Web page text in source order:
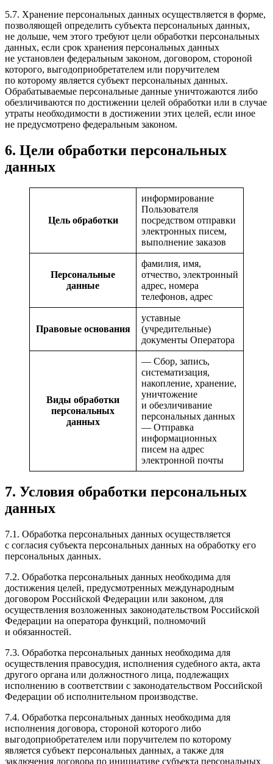
5.7. Хранение персональных данных осуществляется в форме,
позволяющей определить субъекта персональных данных,
не дольше, чем этого требуют цели обработки персональных
данных, если срок хранения персональных данных
не установлен федеральным законом, договором, стороной
которого, выгодоприобретателем или поручителем
по которому является субъект персональных данных.
Обрабатываемые персональные данные уничтожаются либо
обезличиваются по достижении целей обработки или в случае
утраты необходимости в достижении этих целей, если иное
не предусмотрено федеральным законом.
6. Цели обработки персональных
данных
Цель обработки
информирование
Пользователя
посредством отправки
электронных писем,
выполнение заказов
Персональные
данные
фамилия, имя,
отчество, электронный
адрес, номера
телефонов, адрес
Правовые основания
уставные
(учредительные)
документы Оператора
Виды обработки
персональных
данных
— Сбор, запись,
систематизация,
накопление, хранение,
уничтожение
и обезличивание
персональных данных
— Отправка
информационных
писем на адрес
электронной почты
7. Условия обработки персональных
данных
7.1. Обработка персональных данных осуществляется
с согласия субъекта персональных данных на обработку его
персональных данных.
7.2. Обработка персональных данных необходима для
достижения целей, предусмотренных международным
договором Российской Федерации или законом, для
осуществления возложенных законодательством Российской
Федерации на оператора функций, полномочий
и обязанностей.
7.3. Обработка персональных данных необходима для
осуществления правосудия, исполнения судебного акта, акта
другого органа или должностного лица, подлежащих
исполнению в соответствии с законодательством Российской
Федерации об исполнительном производстве.
7.4. Обработка персональных данных необходима для
исполнения договора, стороной которого либо
выгодоприобретателем или поручителем по которому
является субъект персональных данных, а также для
заключения договора по инициативе субъекта персональных